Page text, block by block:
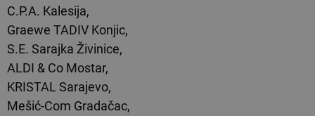
C.P.A. Kalesija,
Graewe TADIV Konjic,
S.E. Sarajka Živinice,
ALDI & Co Mostar,
KRISTAL Sarajevo,
Mešić-Com Gradačac,